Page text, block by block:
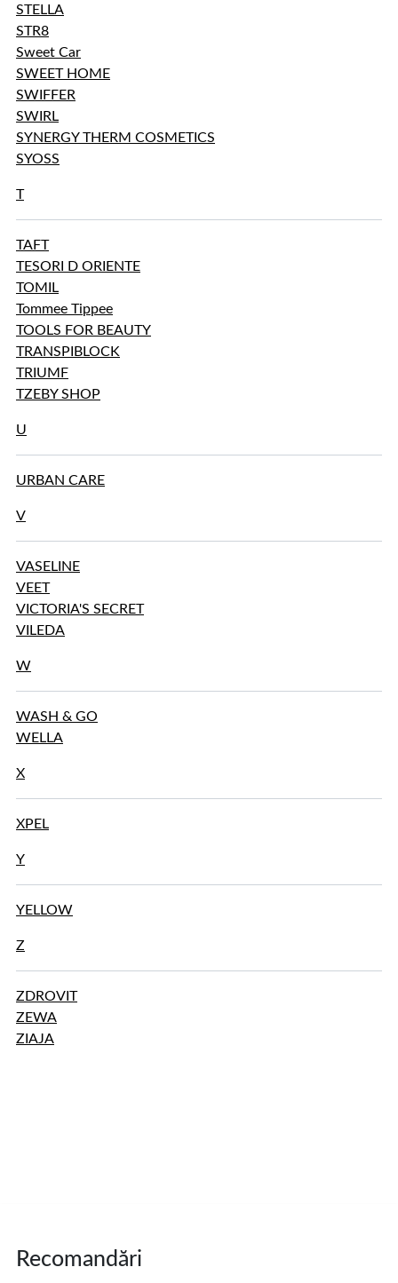
STELLA
STR8
Sweet Car
SWEET HOME
SWIFFER
SWIRL
SYNERGY THERM COSMETICS
SYOSS
T
TAFT
TESORI D ORIENTE
TOMIL
Tommee Tippee
TOOLS FOR BEAUTY
TRANSPIBLOCK
TRIUMF
TZEBY SHOP
U
URBAN CARE
V
VASELINE
VEET
VICTORIA'S SECRET
VILEDA
W
WASH & GO
WELLA
X
XPEL
Y
YELLOW
Z
ZDROVIT
ZEWA
ZIAJA
Recomandări